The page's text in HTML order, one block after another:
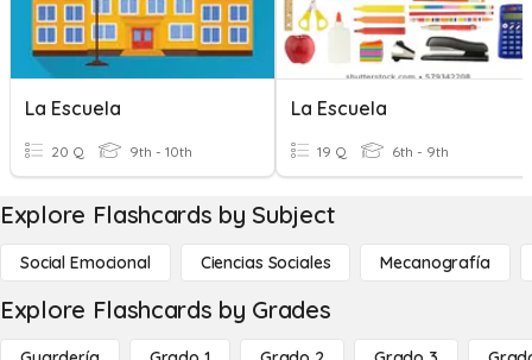
La Escuela
20 Q 9th - 10th
La Escuela
19 Q 6th - 9th
Explore Flashcards by Subject
Social Emocional Ciencias Sociales Mecanografía
Explore Flashcards by Grades